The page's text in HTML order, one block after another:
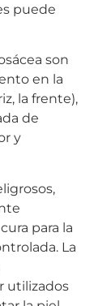
puede
son
en la
la frente),
de
y
para la
La
utilizados